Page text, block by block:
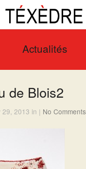
Actualités
de Blois2
29, 2013 in | No Comments